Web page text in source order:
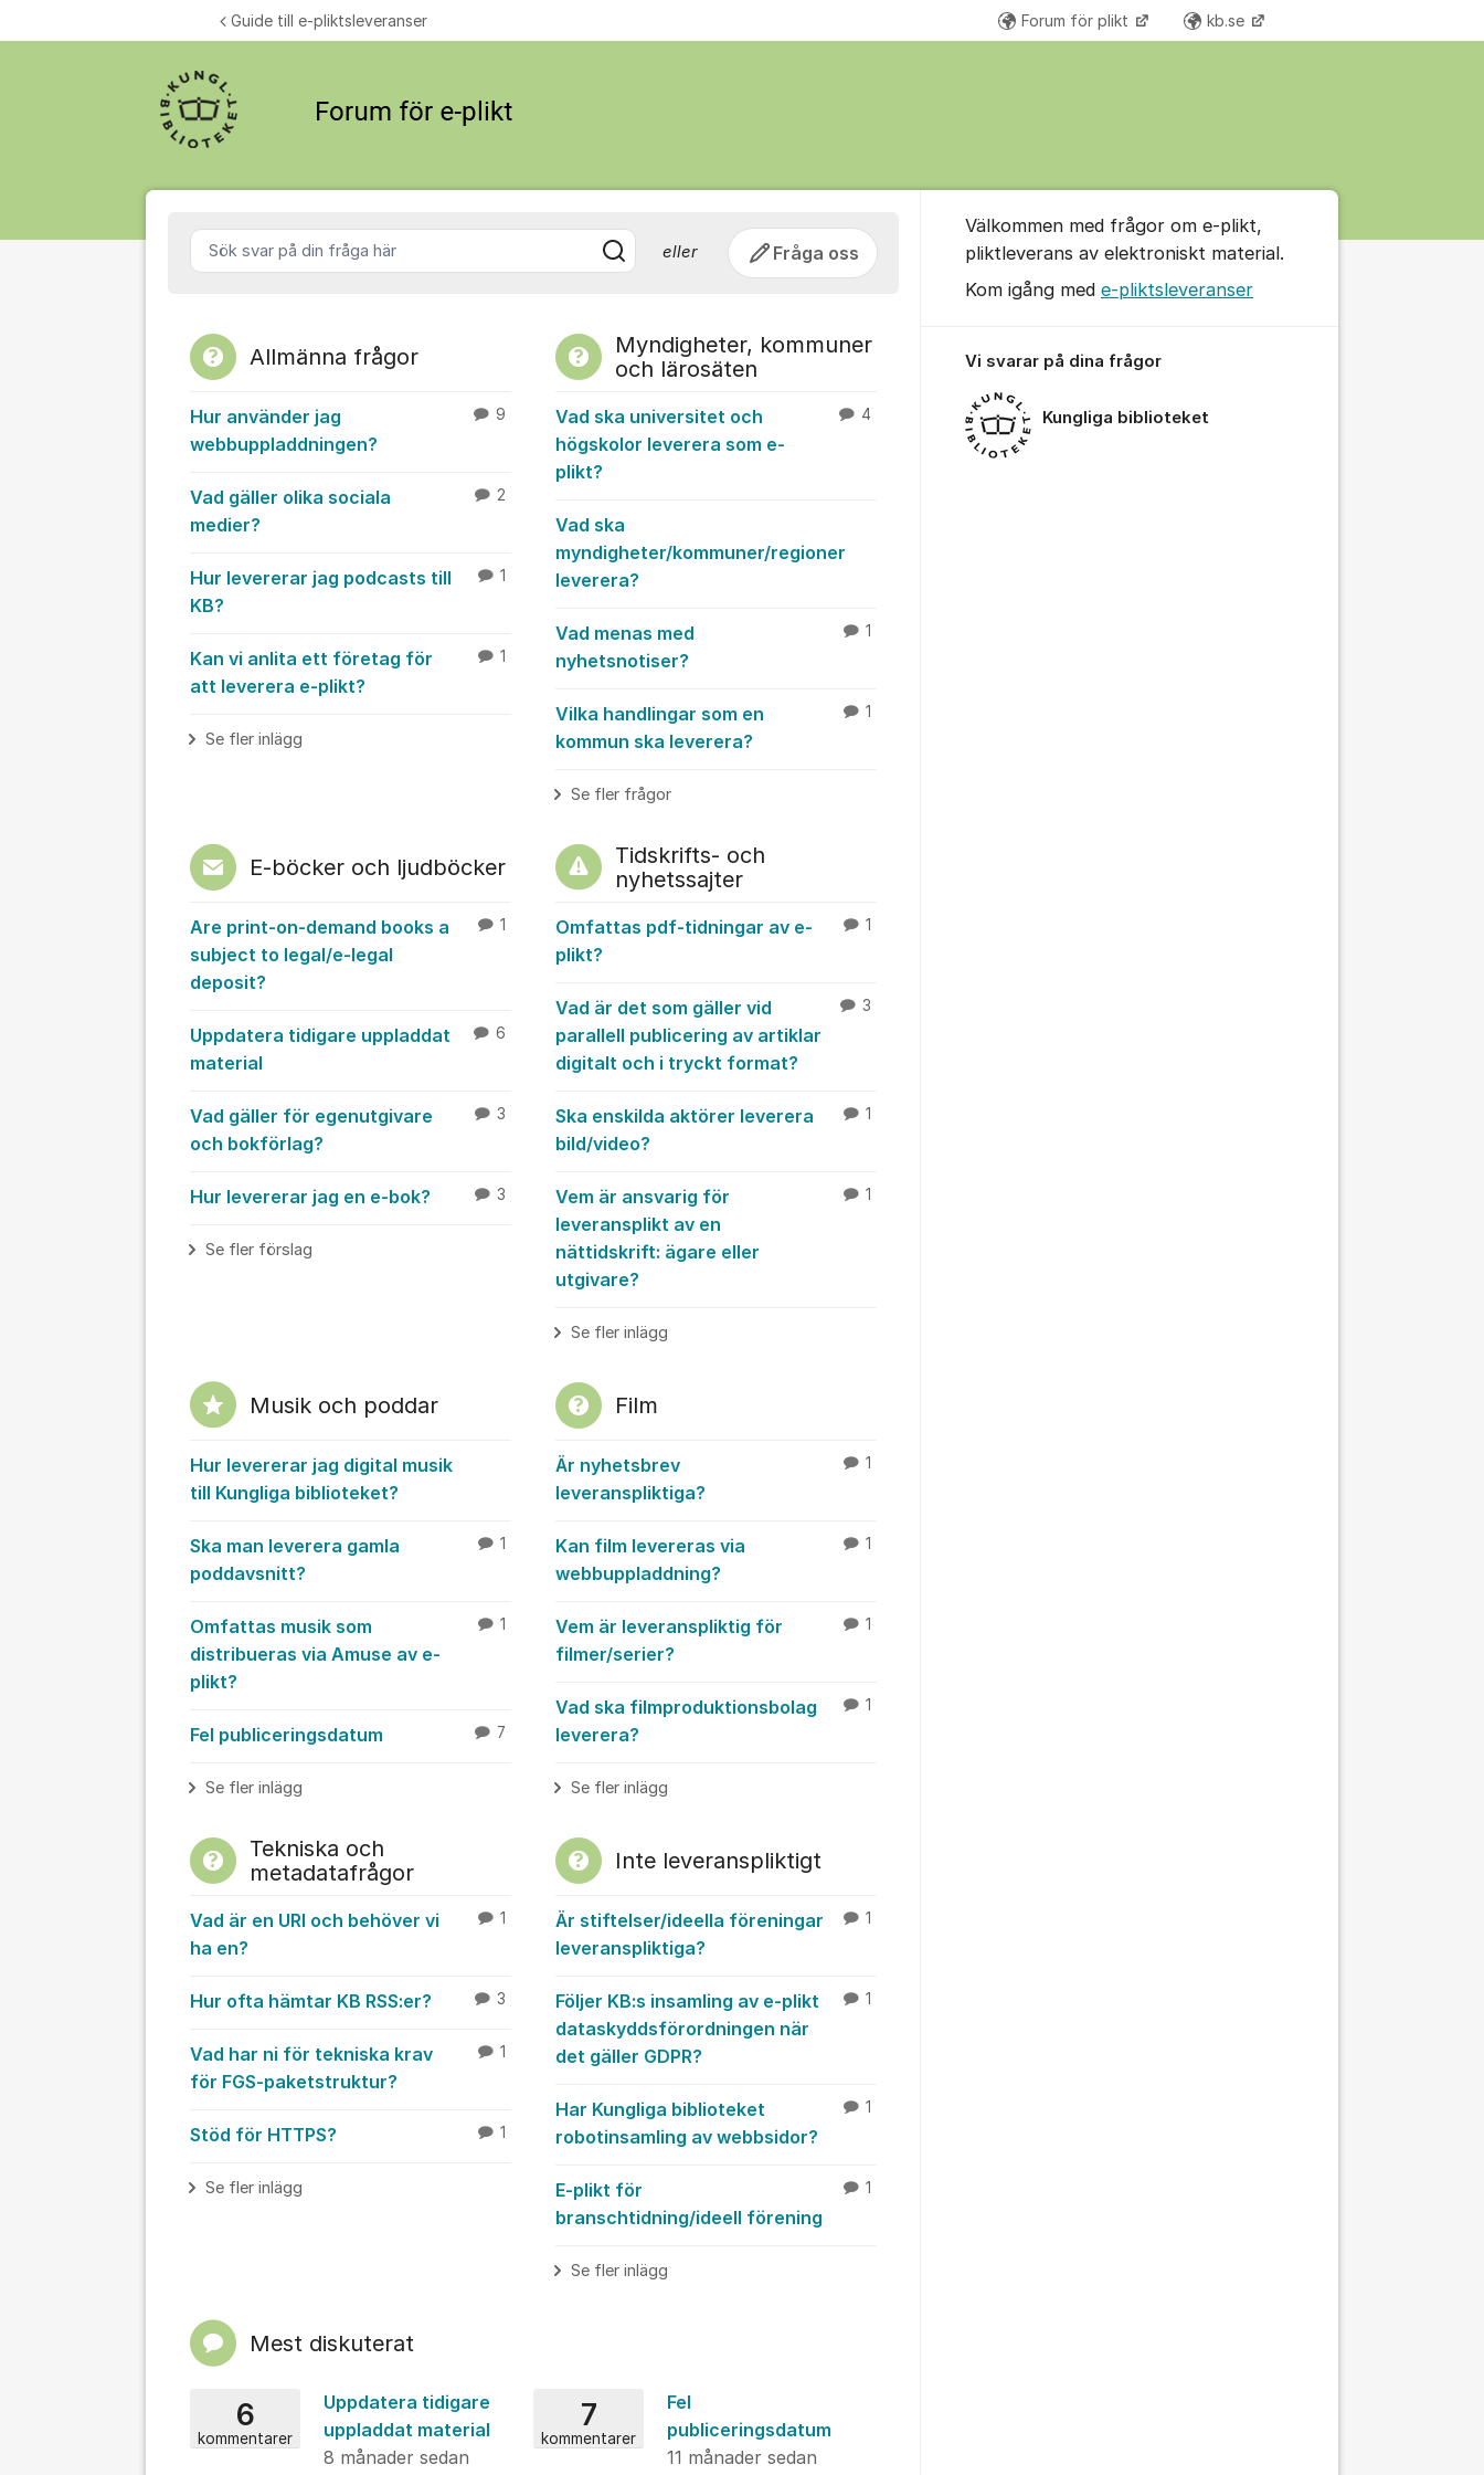
Forum för e-plikt - Kungliga biblioteket
Guide till e-pliktsleveranser Forum för plikt kb.se Fler supportlänkar
Sök svar på din fråga här
eller Fråga oss
Allmänna frågor
Hur använder jag
webbuppladdningen?
9
Vad gäller olika sociala
medier?
2
Hur levererar jag podcasts till
KB?
1
Kan vi anlita ett företag för
att leverera e-plikt?
1
Se fler inlägg
Myndigheter, kommuner
och lärosäten
Vad ska universitet och
högskolor leverera som e-
plikt?
4
Vad ska
myndigheter/kommuner/regioner
leverera?
Vad menas med
nyhetsnotiser?
1
Vilka handlingar som en
kommun ska leverera?
1
Se fler frågor
E-böcker och ljudböcker
Are print-on-demand books a
subject to legal/e-legal
deposit?
1
Uppdatera tidigare uppladdat
material
6
Vad gäller för egenutgivare
och bokförlag?
3
Hur levererar jag en e-bok? 3
Se fler förslag
Tidskrifts- och
nyhetssajter
Omfattas pdf-tidningar av e-
plikt?
1
Vad är det som gäller vid
parallell publicering av artiklar
digitalt och i tryckt format?
3
Ska enskilda aktörer leverera
bild/video?
1
Vem är ansvarig för
leveransplikt av en
nättidskrift: ägare eller
utgivare?
1
Se fler inlägg
Musik och poddar
Hur levererar jag digital musik
till Kungliga biblioteket?
Ska man leverera gamla
poddavsnitt?
1
Omfattas musik som
distribueras via Amuse av e-
plikt?
1
Fel publiceringsdatum 7
Se fler inlägg
Film
Är nyhetsbrev
leveranspliktiga?
1
Kan film levereras via
webbuppladdning?
1
Vem är leveranspliktig för
filmer/serier?
1
Vad ska filmproduktionsbolag
leverera?
1
Se fler inlägg
Tekniska och
metadatafrågor
Vad är en URI och behöver vi
ha en?
1
Hur ofta hämtar KB RSS:er? 3
Vad har ni för tekniska krav
för FGS-paketstruktur?
1
Stöd för HTTPS? 1
Se fler inlägg
Inte leveranspliktigt
Är stiftelser/ideella föreningar
leveranspliktiga?
1
Följer KB:s insamling av e-plikt
dataskyddsförordningen när
det gäller GDPR?
1
Har Kungliga biblioteket
robotinsamling av webbsidor?
1
E-plikt för
branschtidning/ideell förening
1
Se fler inlägg
Mest diskuterat
Uppdatera tidigare
uppladdat material
8 månader sedan
6
kommentarer
Fel
publiceringsdatum
11 månader sedan
7
kommentarer
Välkommen med frågor om e-plikt,
pliktleverans av elektroniskt material.
Kom igång med e-pliktsleveranser
Vi svarar på dina frågor
Kungliga biblioteket